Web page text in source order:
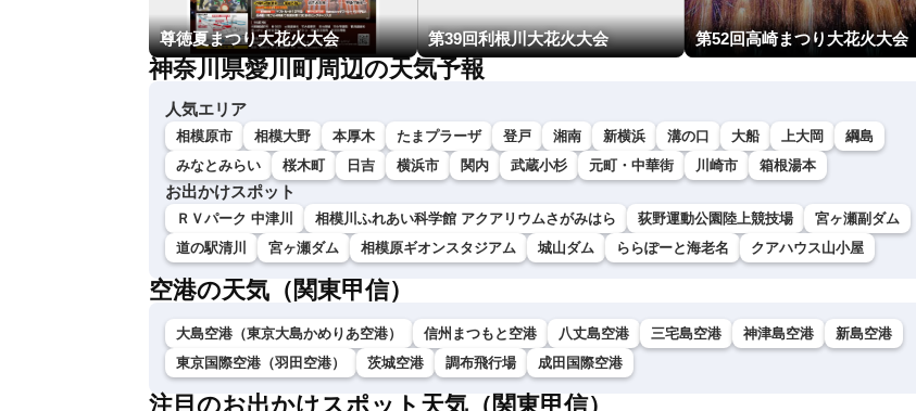
尊徳夏まつり大花火大会 第39回利根川大花火大会 第52回高崎まつり大花火大会
神奈川県愛川町周辺の天気予報
人気エリア
相模原市 相模大野 本厚木 たまプラーザ 登戸 湘南 新横浜 溝の口 大船 上大岡
綱島
みなとみらい
桜木町 日吉 横浜市 関内 武蔵小杉 元町・中華街 川崎市 箱根湯本
お出かけスポット
ＲＶパーク 中津川 相模川ふれあい科学館 アクアリウムさがみはら 荻野運動公園陸上競技場
宮ヶ瀬副ダム
道の駅清川
宮ヶ瀬ダム 相模原ギオンスタジアム 城山ダム ららぽーと海老名 クアハウス山小屋
空港の天気（関東甲信）
大島空港（東京大島かめりあ空港） 信州まつもと空港 八丈島空港 三宅島空港 神津島空港
新島空港
東京国際空港（羽田空港）
茨城空港 調布飛行場 成田国際空港
注目のお出かけスポット天気（関東甲信）